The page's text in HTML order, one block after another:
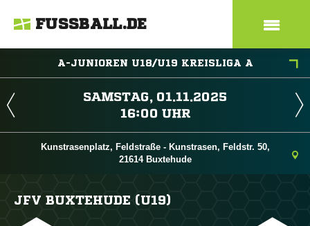
FUSSBALL.DE
A-JUNIOREN U18/U19 KREISLIGA A
 
 
Kunstrasenplatz, Feldstraße - Kunstrasen, Feldstr. 50,
21614 Buxtehude
JFV BUXTEHUDE (U19)